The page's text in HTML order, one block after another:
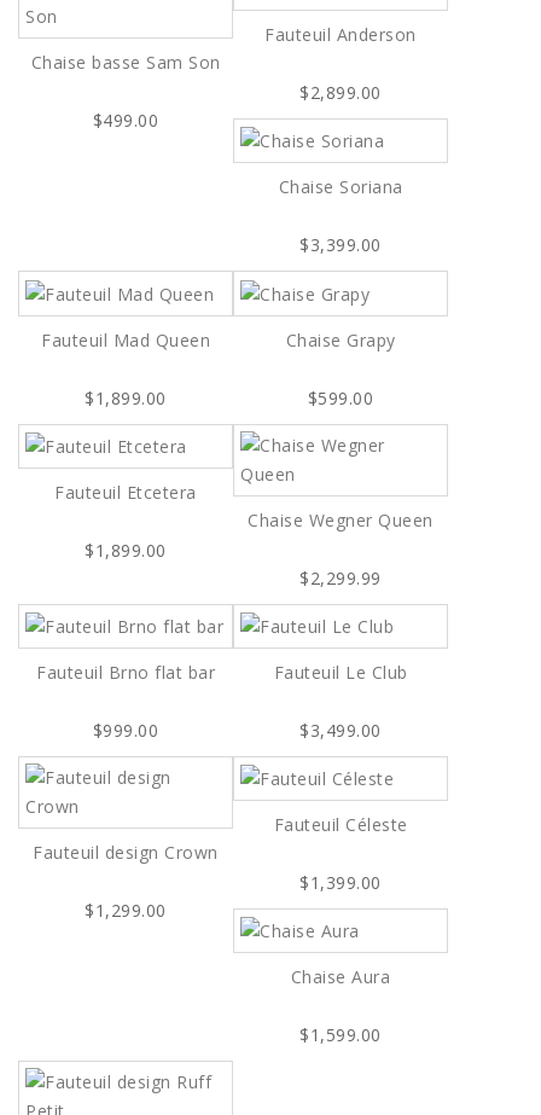
Chaise basse Sam Son
$499.00
Fauteuil Anderson
$2,899.00
Chaise Soriana
$3,399.00
Fauteuil Mad Queen
$1,899.00
Chaise Grapy
$599.00
Fauteuil Etcetera
$1,899.00
Chaise Wegner Queen
$2,299.99
Fauteuil Brno flat bar
$999.00
Fauteuil Le Club
$3,499.00
Fauteuil design Crown
$1,299.00
Fauteuil Céleste
$1,399.00
Chaise Aura
$1,599.00